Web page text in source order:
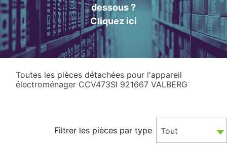
dessous ?
Cliquez ici
Toutes les pièces détachées pour l'appareil
électroménager CCV473SI 921667 VALBERG
Filtrer les pièces par type Tout